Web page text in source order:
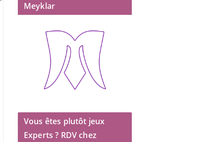
Meyklar
Vous êtes plutôt jeux
Experts ? RDV chez